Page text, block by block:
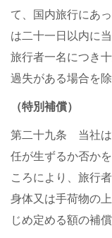
て、国内旅行にあ
は二十一日以内に
旅行者一名につき
過失がある場合を
（特別補償）
第二十九条 当社は
任が生ずるか否か
ころにより、旅行
身体又は手荷物の
じめ定める額の補